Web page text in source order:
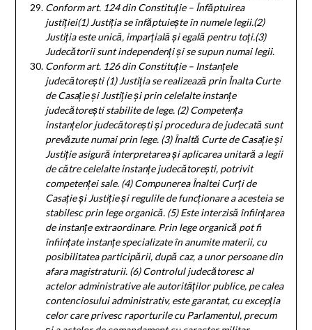
Conform art. 124 din Constituție – Înfăptuirea
justiției(1) Justiția se înfăptuiește în numele legii.(2)
Justiția este unică, imparțială și egală pentru toți.(3)
Judecătorii sunt independenți și se supun numai legii.
Conform art. 126 din Constituție – Instanțele
judecătorești(1) Justiția se realizează prin Înalta Curte
de Casație și Justiție și prin celelalte instanțe
judecătorești stabilite de lege. (2) Competența
instanțelor judecătorești și procedura de judecată sunt
prevăzute numai prin lege. (3) Înaltă Curte de Casație și
Justiție asigură interpretarea și aplicarea unitară a legii
de către celelalte instanțe judecătorești, potrivit
competenței sale. (4) Compunerea Înaltei Curți de
Casație și Justiție și regulile de funcționare a acesteia se
stabilesc prin lege organică. (5) Este interzisă înființarea
de instanțe extraordinare. Prin lege organică pot fi
înființate instanțe specializate în anumite materii, cu
posibilitatea participării, după caz, a unor persoane din
afara magistraturii. (6) Controlul judecătoresc al
actelor administrative ale autorităților publice, pe calea
contenciosului administrativ, este garantat, cu excepția
celor care privesc raporturile cu Parlamentul, precum